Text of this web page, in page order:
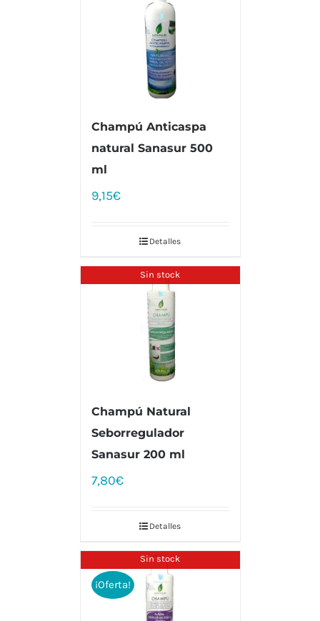
Champú Anticaspa
natural Sanasur 500
ml
9,15€
Detalles
Sin stock
Champú Natural
Seborregulador
Sanasur 200 ml
7,80€
Detalles
¡Oferta!
Sin stock